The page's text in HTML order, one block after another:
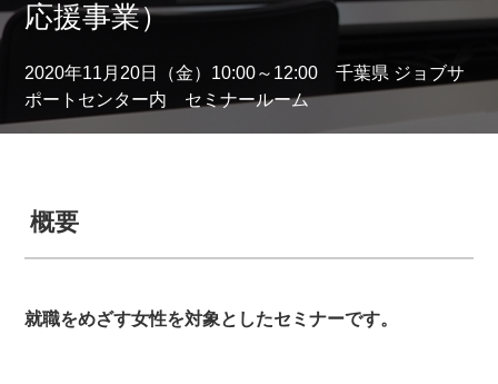
応援事業）
2020年11月20日（金）10:00～12:00 千葉県 ジョブサ
ポートセンター内 セミナールーム
概要
就職をめざす女性を対象としたセミナーです。